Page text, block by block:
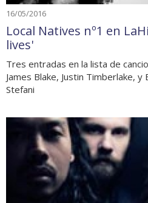
16/05/2016
Local Natives nº1 en
lives'
Tres entradas en la lista de
James Blake, Justin Timberlake, y
Stefani